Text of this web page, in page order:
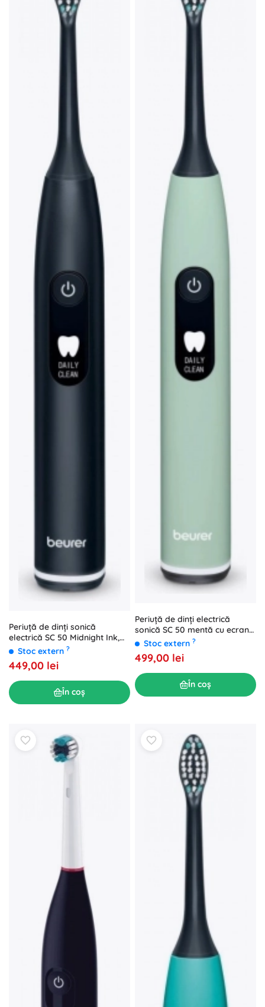
Periuță de dinți sonică
electrică SC 50 Midnight Ink,
neagră
Stoc extern ?
449,00 lei
În coș
Periuță de dinți electrică
sonică SC 50 mentă cu ecran
LCD și senzor de presiune
Stoc extern ?
499,00 lei
În coș